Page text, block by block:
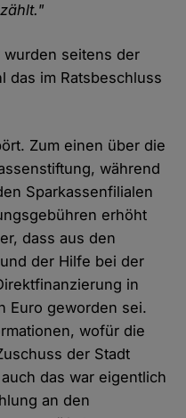
wurden seitens der
das im Ratsbeschluss
Zum einen über die
während
Sparkassenfilialen
erhöht
dass aus den
der Hilfe bei der
in
Euro geworden sei.
wofür die
der Stadt
das war eigentlich
an den